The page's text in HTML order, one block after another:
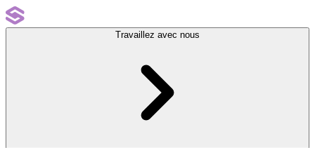
Travaillez avec nous